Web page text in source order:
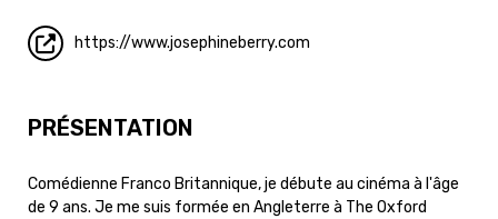
https://www.josephineberry.com
PRÉSENTATION
Comédienne Franco Britannique, je débute au cinéma à l'âge
de 9 ans. Je me suis formée en Angleterre à The Oxford